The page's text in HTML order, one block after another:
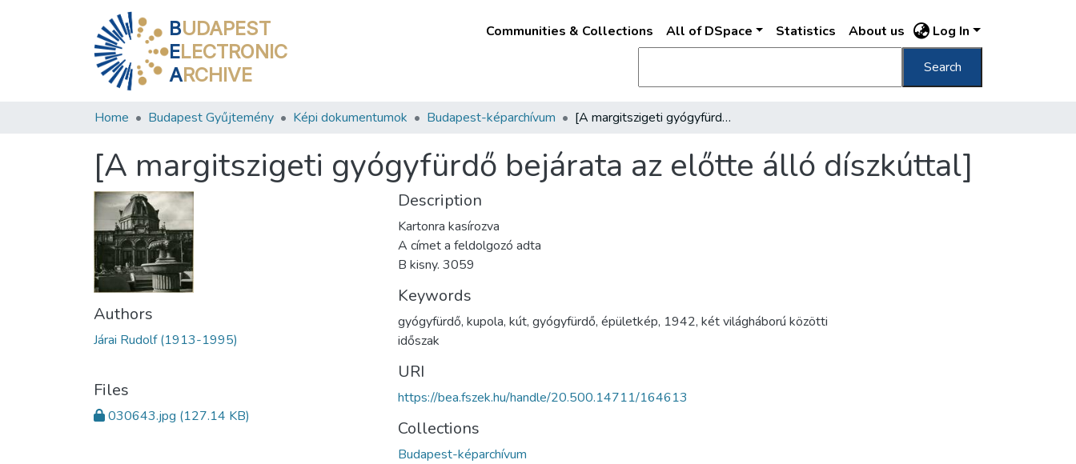
BUDAPEST
ELECTRONIC
ARCHIVE
Communities & Collections All of DSpace Statistics About us Log In
Search
Home Budapest Gyűjtemény Képi dokumentumok Budapest-képarchívum [A margitszigeti gyógyfürdő bejárata az előtte álló díszkúttal]
[A margitszigeti gyógyfürdő bejárata az előtte álló díszkúttal]
Authors
Járai Rudolf (1913-1995)
Files
030643.jpg (127.14 KB)
Description
Kartonra kasírozva
A címet a feldolgozó adta
B kisny. 3059
Keywords
gyógyfürdő, kupola, kút, gyógyfürdő, épületkép, 1942, két világháború közötti
időszak
URI
https://bea.fszek.hu/handle/20.500.14711/164613
Collections
Budapest-képarchívum